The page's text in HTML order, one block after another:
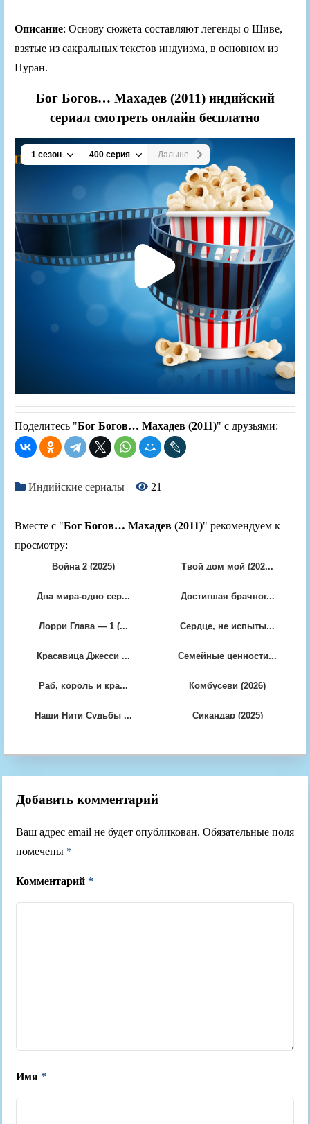
Описание: Основу сюжета составляют легенды о Шиве,
взятые из сакральных текстов индуизма, в основном из
Пуран.
Бог Богов… Махадев (2011) индийский
сериал смотреть онлайн бесплатно
Поделитесь "Бог Богов… Махадев (2011)" с друзьями:
Индийские сериалы 21
Вместе с "Бог Богов… Махадев (2011)" рекомендуем к
просмотру:
Война 2 (2025) Твой дом мой (202...
Два мира-одно сер... Достигшая брачног...
Лорри Глава — 1 (... Сердце, не испыты...
Красавица Джесси ... Семейные ценности...
Раб, король и кра... Комбусеви (2026)
Наши Нити Судьбы ... Сикандар (2025)
Добавить комментарий
Ваш адрес email не будет опубликован. Обязательные поля
помечены *
Комментарий *
Имя *